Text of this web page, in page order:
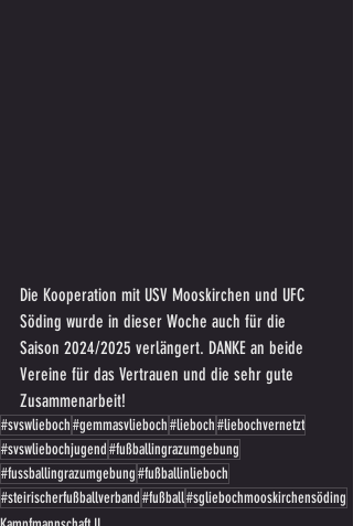
Die Kooperation mit USV Mooskirchen und UFC
Söding wurde in dieser Woche auch für die
Saison 2024/2025 verlängert. DANKE an beide
Vereine für das Vertrauen und die sehr gute
Zusammenarbeit!
#svswlieboch#gemmasvlieboch#lieboch#liebochvernetzt
#svswliebochjugend#fußballingrazumgebung
#fussballingrazumgebung#fußballinlieboch
#steirischerfußballverband#fußball#sgliebochmooskirchensöding